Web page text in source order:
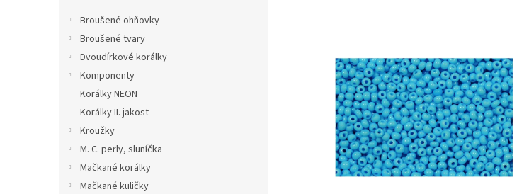
Broušené ohňovky
Broušené tvary
Dvoudírkové korálky
Komponenty
Korálky NEON
Korálky II. jakost
Kroužky
M. C. perly, sluníčka
Mačkané korálky
Mačkané kuličky